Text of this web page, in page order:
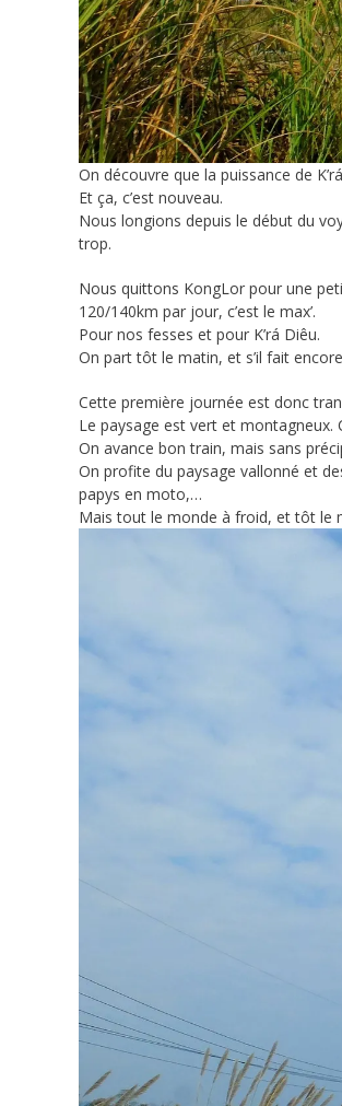
On découvre que la puissance de
Et ça, c’est nouveau.
Nous longions depuis le début du
trop.
Nous quittons KongLor pour une
120/140km par jour, c’est le max’.
Pour nos fesses et pour K’rá Diêu.
On part tôt le matin, et s’il fait
Cette première journée est donc
Le paysage est vert et montagneux.
On avance bon train, mais sans
On profite du paysage vallonné et
papys en moto,…
Mais tout le monde à froid, et tôt le